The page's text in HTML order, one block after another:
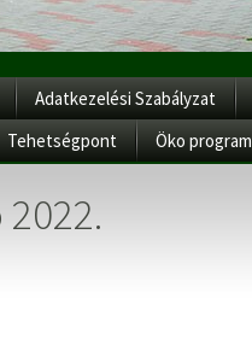
Adatkezelési Szabályzat
Tehetségpont Öko program